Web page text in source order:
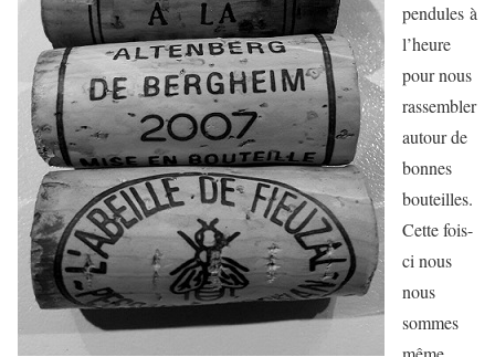
pendules à
l’heure
pour nous
rassembler
autour de
bonnes
bouteilles.
Cette fois-
ci nous
nous
sommes